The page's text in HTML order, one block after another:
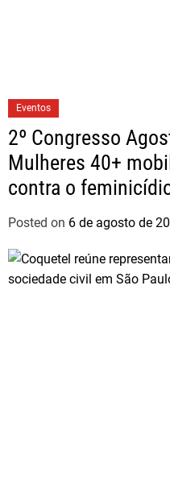
Eventos
2º Congresso
Mulheres 40+
contra o
Posted on 6 de agosto de